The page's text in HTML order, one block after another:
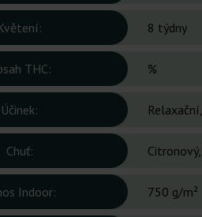
8 týdny
THC: %
Účinek:
Chuť:
Indoor: 750 g/m²